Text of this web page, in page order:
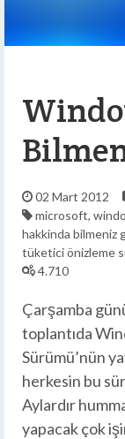
02 Mart 2012
microsoft,
hakkinda bilmeniz
tüketici önizleme
4.710
Çarşamba
toplantıda
Sürümü’nün
herkesin bu
Aylardır
yapacak çok